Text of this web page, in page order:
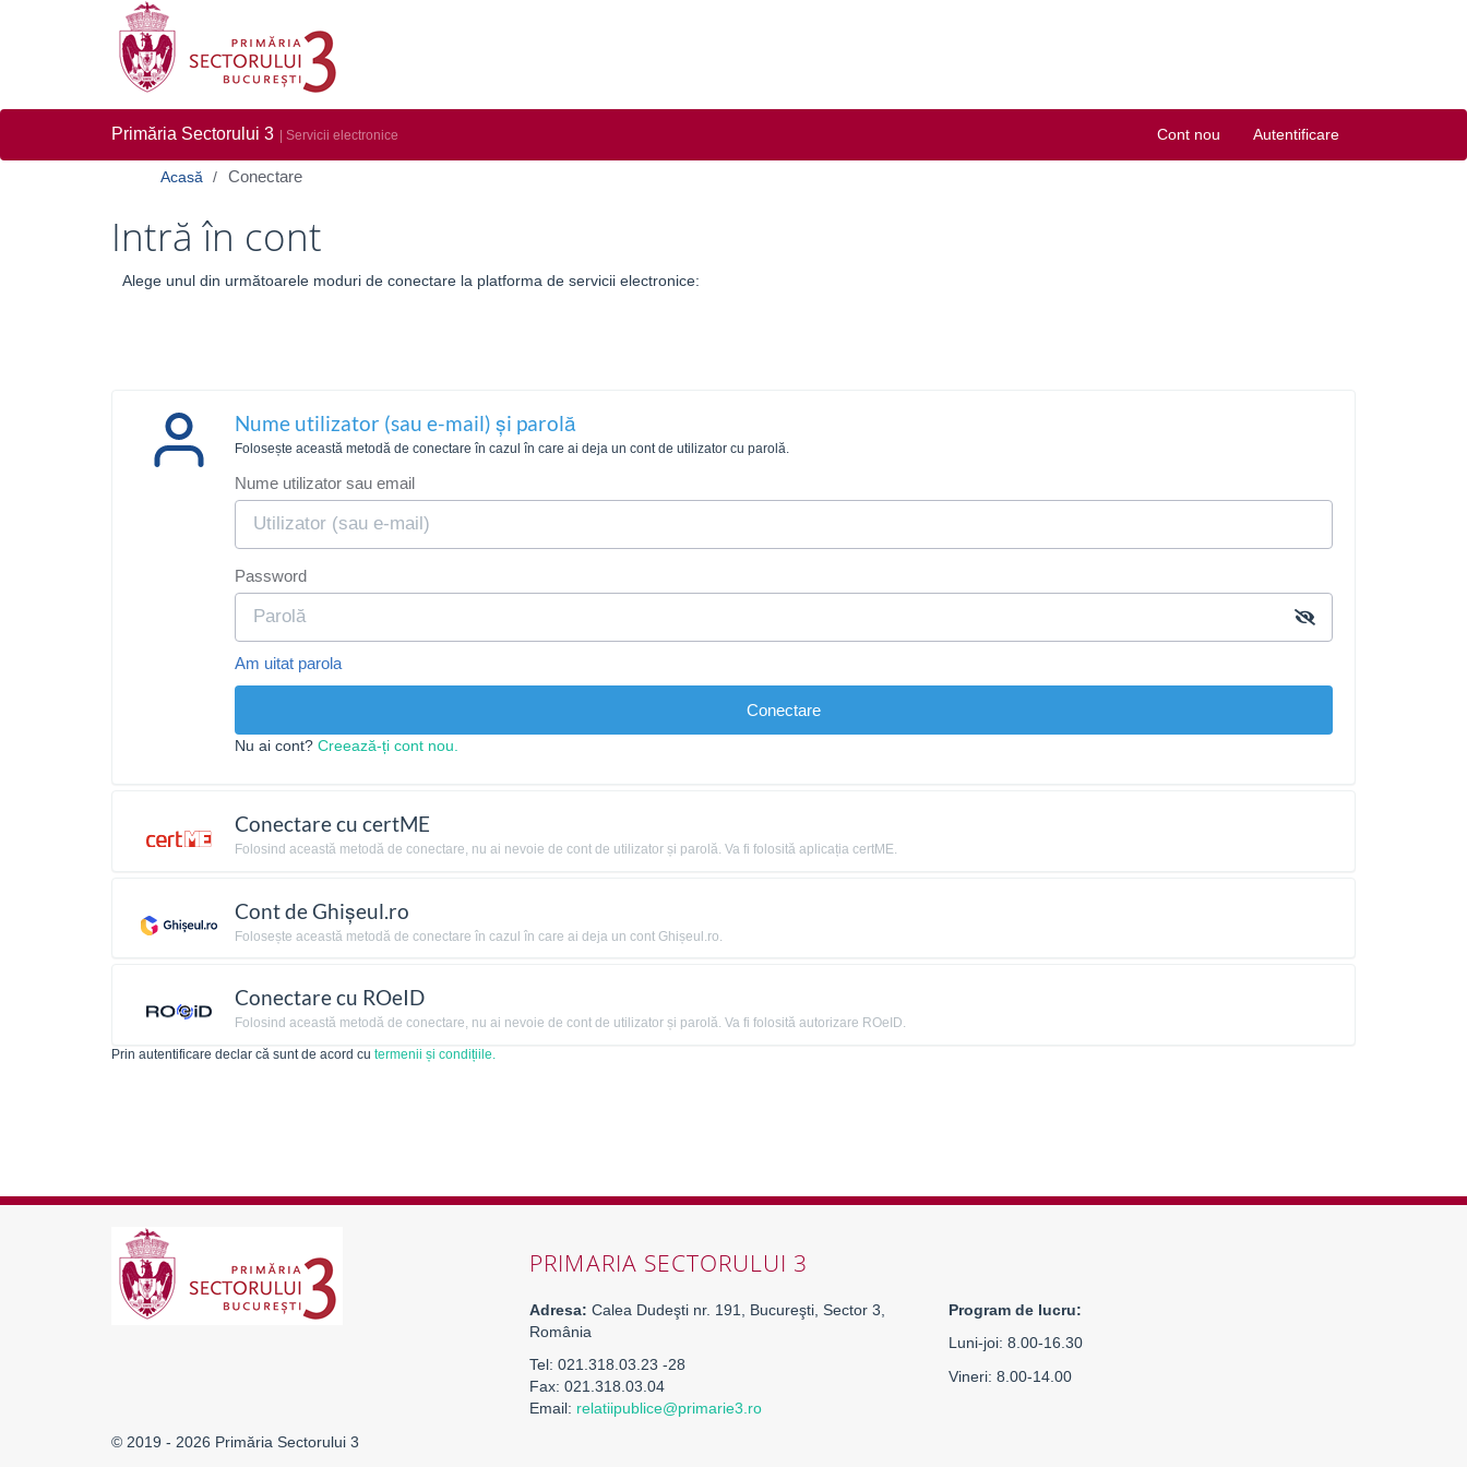
Primăria Sectorului 3 | Servicii electronice Cont nou Autentificare
Acasă Conectare
Intră în cont
Alege unul din următoarele moduri de conectare la platforma de servicii electronice:
Nume utilizator (sau e-mail) și parolă
Folosește această metodă de conectare în cazul în care ai deja un cont de utilizator cu parolă.
Nume utilizator sau email
Password
Am uitat parola
Conectare
Nu ai cont?Creează-ți cont nou.
Conectare cu certME
Folosind această metodă de conectare, nu ai nevoie de cont de utilizator și parolă. Va fi folosită aplicația certME.
Cont de Ghișeul.ro
Folosește această metodă de conectare în cazul în care ai deja un cont Ghișeul.ro.
Conectare cu ROeID
Folosind această metodă de conectare, nu ai nevoie de cont de utilizator și parolă. Va fi folosită autorizare ROeID.
Prin autentificare declar că sunt de acord cu termenii și condițiile.
PRIMARIA SECTORULUI 3
Adresa: Calea Dudeşti nr. 191, Bucureşti, Sector 3,
România
Tel: 021.318.03.23 -28
Fax: 021.318.03.04
Email: relatiipublice@primarie3.ro
Program de lucru:
Luni-joi: 8.00-16.30
Vineri: 8.00-14.00
© 2019 - 2026 Primăria Sectorului 3